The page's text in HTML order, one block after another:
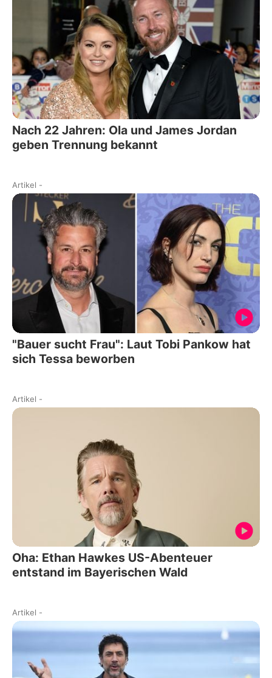
Nach 22 Jahren: Ola und James Jordan
geben Trennung bekannt
Artikel -
"Bauer sucht Frau": Laut Tobi Pankow hat
sich Tessa beworben
Artikel -
Oha: Ethan Hawkes US-Abenteuer
entstand im Bayerischen Wald
Artikel -